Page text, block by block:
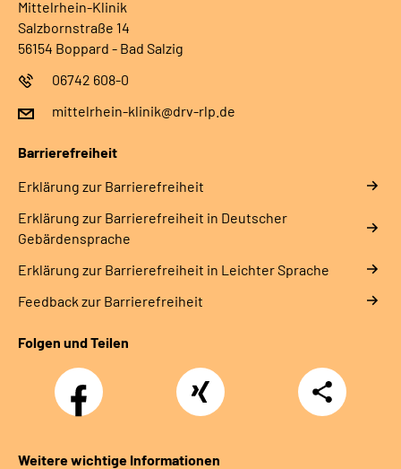
Mittelrhein-Klinik
Salzbornstraße 14
56154 Boppard - Bad Salzig
06742 608-0
mittelrhein-klinik@drv-rlp.de
Barrierefreiheit
Erklärung zur Barrierefreiheit
Erklärung zur Barrierefreiheit in Deutscher
Gebärdensprache
Erklärung zur Barrierefreiheit in Leichter Sprache
Feedback zur Barrierefreiheit
Folgen und Teilen
Facebook Xing
Teilen
Weitere wichtige Informationen